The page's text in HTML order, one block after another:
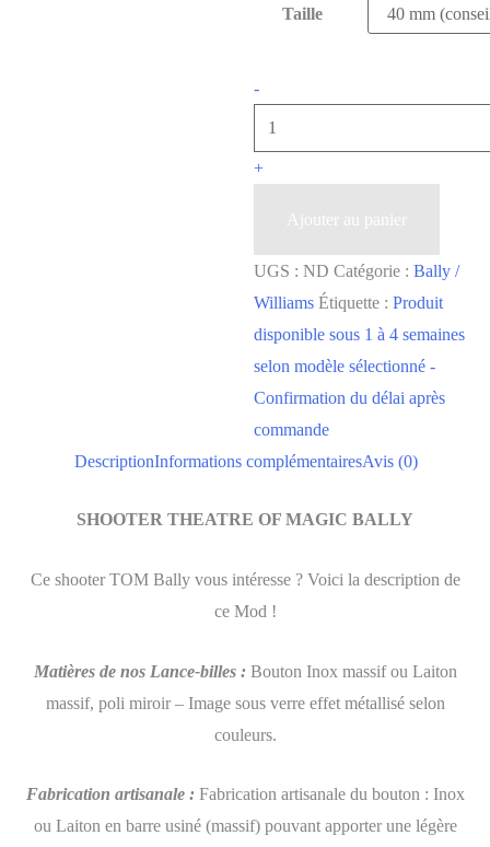
Taille
-
+
Ajouter au panier
UGS :ND Catégorie :Bally /
Williams Étiquette :Produit
disponible sous 1 à 4 semaines
selon modèle sélectionné -
Confirmation du délai après
commande
DescriptionInformations complémentairesAvis (0)
SHOOTER THEATRE OF MAGIC BALLY
Ce shooter TOM Bally vous intéresse ? Voici la description de
ce Mod !
Matières de nos Lance-billes : Bouton Inox massif ou Laiton
massif, poli miroir – Image sous verre effet métallisé selon
couleurs.
Fabrication artisanale : Fabrication artisanale du bouton : Inox
ou Laiton en barre usiné (massif) pouvant apporter une légère